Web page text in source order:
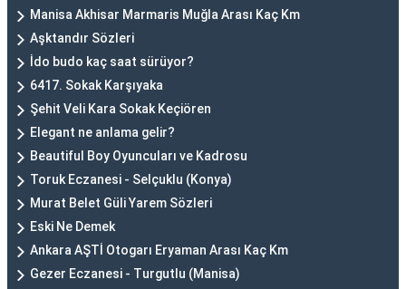
Manisa Akhisar Marmaris Muğla Arası Kaç Km
Aşktandır Sözleri
İdo budo kaç saat sürüyor?
6417. Sokak Karşıyaka
Şehit Veli Kara Sokak Keçiören
Elegant ne anlama gelir?
Beautiful Boy Oyuncuları ve Kadrosu
Toruk Eczanesi - Selçuklu (Konya)
Murat Belet Güli Yarem Sözleri
Eski Ne Demek
Ankara AŞTİ Otogarı Eryaman Arası Kaç Km
Gezer Eczanesi - Turgutlu (Manisa)